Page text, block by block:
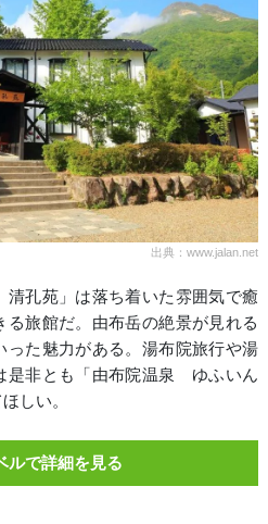
出典：www.jalan.net
孔苑」は落ち着いた雰囲気で癒
る旅館だ。由布岳の絶景が見れる
った魅力がある。湯布院旅行や湯
是非とも「由布院温泉 ゆふいん
しい。
ルで詳細を見る